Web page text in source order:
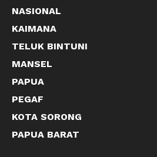
NASIONAL
KAIMANA
TELUK BINTUNI
MANSEL
PAPUA
PEGAF
KOTA SORONG
PAPUA BARAT